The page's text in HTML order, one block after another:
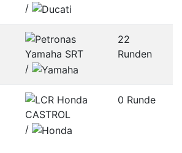
/­
/­
22
Runden
/­
0 Runde